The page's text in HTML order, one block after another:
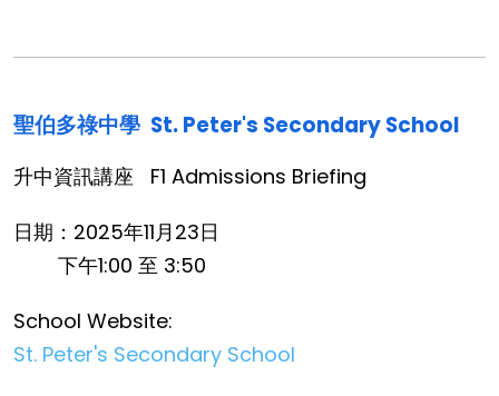
聖伯多祿中學 St. Peter's Secondary School
升中資訊講座
F1 Admissions Briefing
日期：2025年11月23日
下午1:00 至 3:50
School Website:
St. Peter's Secondary School